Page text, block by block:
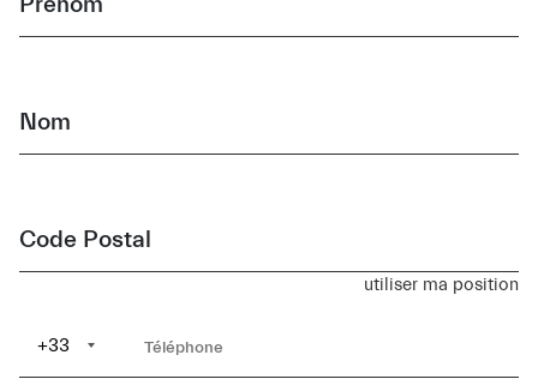
Nom
utiliser ma position
Code Postal
+33